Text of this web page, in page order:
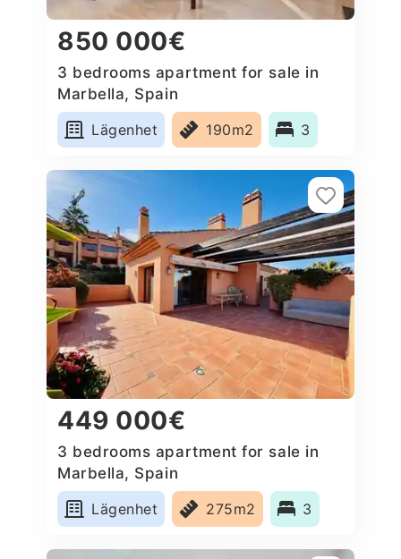
850 000€
3 bedrooms apartment for sale in
Marbella, Spain
Lägenhet
190m2 3
449 000€
3 bedrooms apartment for sale in
Marbella, Spain
Lägenhet
275m2 3